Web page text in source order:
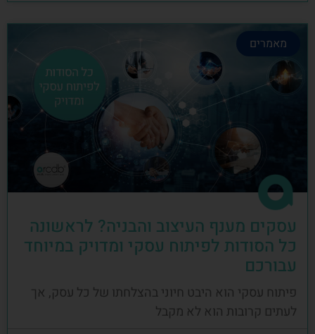
מאמרים
עסקים מענף העיצוב והבניה? לראשונה
כל הסודות לפיתוח עסקי ומדויק במיוחד
עבורכם
פיתוח עסקי הוא היבט חיוני בהצלחתו של כל עסק, אך
לעתים קרובות הוא לא מקבל